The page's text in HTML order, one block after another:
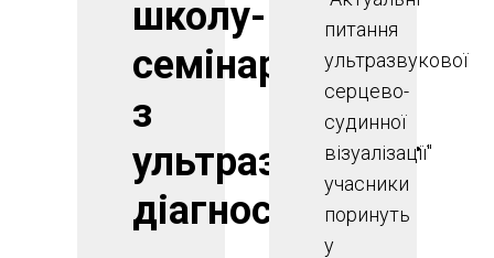
школу-
семінар
з
ультразвукової
діагностики
питання
ультразвукової
серцево-
судинної
візуалізації"
учасники
поринуть
у